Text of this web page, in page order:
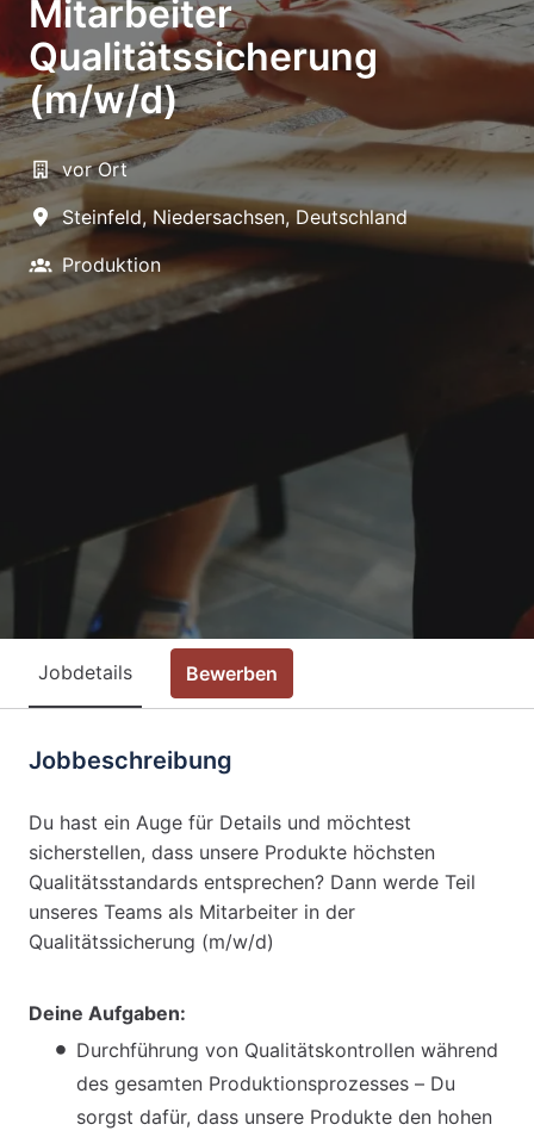
Mitarbeiter
Qualitätssicherung
(m/w/d)
vor Ort
Steinfeld, Niedersachsen, Deutschland
Produktion
Jobdetails Bewerben
Jobbeschreibung
Du hast ein Auge für Details und möchtest
sicherstellen, dass unsere Produkte höchsten
Qualitätsstandards entsprechen? Dann werde Teil
unseres Teams als Mitarbeiter in der
Qualitätssicherung (m/w/d)
Deine Aufgaben:
Durchführung von Qualitätskontrollen während
des gesamten Produktionsprozesses – Du
sorgst dafür, dass unsere Produkte den hohen